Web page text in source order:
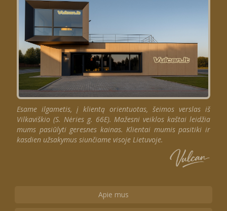
Esame ilgametis, į klientą orientuotas, šeimos verslas iš
Vilkaviškio (S. Nėries g. 66E). Mažesni veiklos kaštai leidžia
mums pasiūlyti geresnes kainas. Klientai mumis pasitiki ir
kasdien užsakymus siunčiame visoje Lietuvoje.
Apie mus